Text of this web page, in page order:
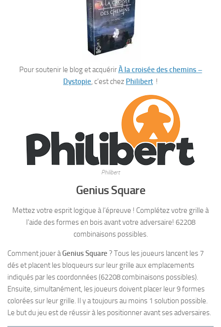
Pour soutenir le blog et acquérirÀ la croisée des chemins –
Dystopie, c’est chez Philibert !
Philibert
Genius Square
Mettez votre esprit logique à l’épreuve ! Complétez votre grille à
l’aide des formes en bois avant votre adversaire! 62208
combinaisons possibles.
Comment jouer àGenius Square ? Tous les joueurs lancent les 7
dés et placent les bloqueurs sur leur grille aux emplacements
indiqués par les coordonnées (62208 combinaisons possibles).
Ensuite, simultanément, les joueurs doivent placer leur 9 formes
colorées sur leur grille. Il y a toujours au moins 1 solution possible.
Le but du jeu est de réussir à les positionner avant ses adversaires.